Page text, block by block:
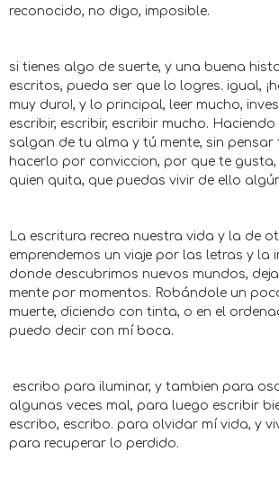
reconocido, no digo, imposible.
si tienes algo de suerte, y una buena
escritos, pueda ser que lo logres. igual,
muy duro!, y lo principal, leer mucho,
escribir, escribir, escribir mucho.
salgan de tu alma y tú mente, sin pensar
hacerlo por conviccion, por que te
quien quita, que puedas vivir de ello
La escritura recrea nuestra vida y la de
emprendemos un viaje por las letras y la
donde descubrimos nuevos mundos,
mente por momentos. Robándole un
muerte, diciendo con tinta, o en el
puedo decir con mí boca.
escribo para iluminar, y tambien para
algunas veces mal, para luego escribir
escribo, escribo. para olvidar mí vida, y
para recuperar lo perdido.